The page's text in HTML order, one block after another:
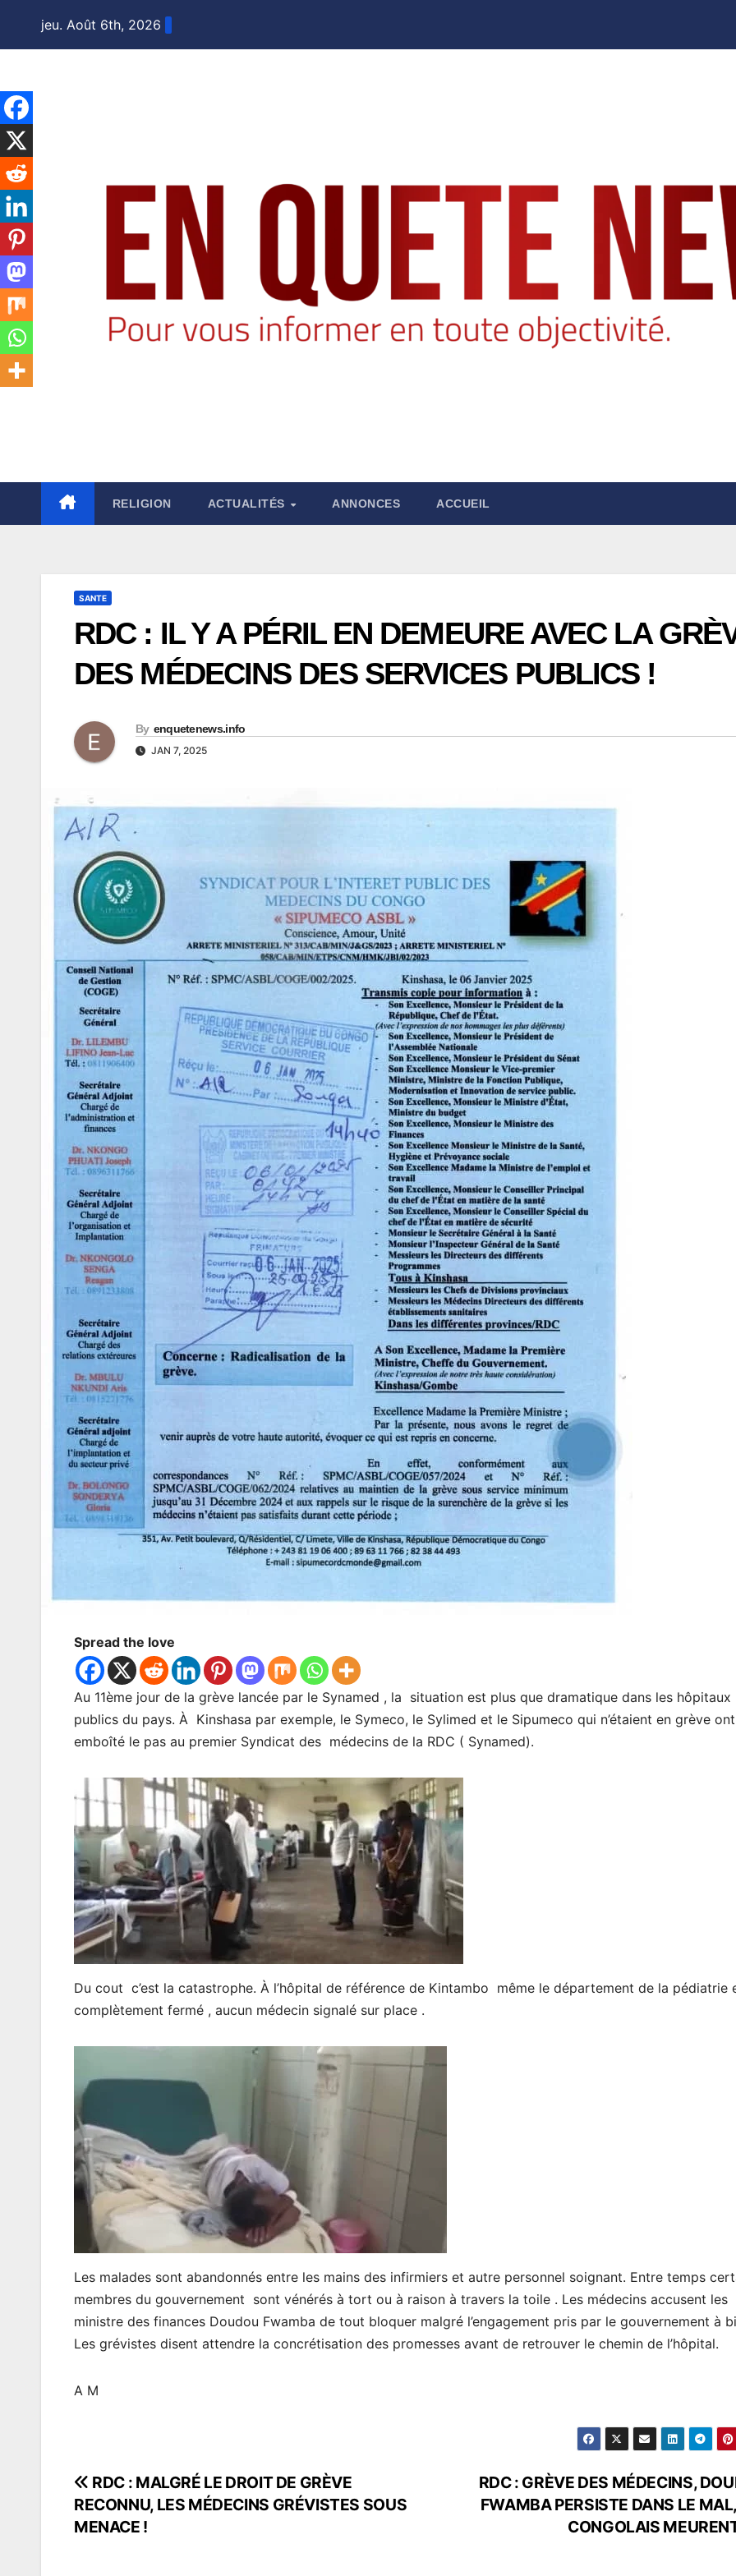
jeu. Août 6th, 2026
RELIGION ACTUALITÉS ANNONCES ACCUEIL
SANTE
RDC : IL Y A PÉRIL EN DEMEURE AVEC LA
DES MÉDECINS DES SERVICES PUBLICS !
By enquetenews.info
JAN 7, 2025
Spread the love
Au 11ème jour de la grève lancée par le Synamed , la situation est plus que dramatique dans les hôpitaux
publics du pays. À Kinshasa par exemple, le Symeco, le Sylimed et le Sipumeco qui n’étaient en grève ont
emboîté le pas au premier Syndicat des médecins de la RDC ( Synamed).
Du cout c’est la catastrophe. À l’hôpital de référence de Kintambo même le département de la pédiatrie
complètement fermé , aucun médecin signalé sur place .
Les malades sont abandonnés entre les mains des infirmiers et autre personnel soignant. Entre temps
membres du gouvernement sont vénérés à tort ou à raison à travers la toile . Les médecins accusent les
ministre des finances Doudou Fwamba de tout bloquer malgré l’engagement pris par le gouvernement à
Les grévistes disent attendre la concrétisation des promesses avant de retrouver le chemin de l’hôpital.
A M
Navigation
de
RDC : GRÈVE DES MÉDECINS,
FWAMBA PERSISTE DANS LE
CONGOLAIS
RDC : MALGRÉ LE DROIT DE GRÈVE
RECONNU, LES MÉDECINS GRÉVISTES SOUS
MENACE !